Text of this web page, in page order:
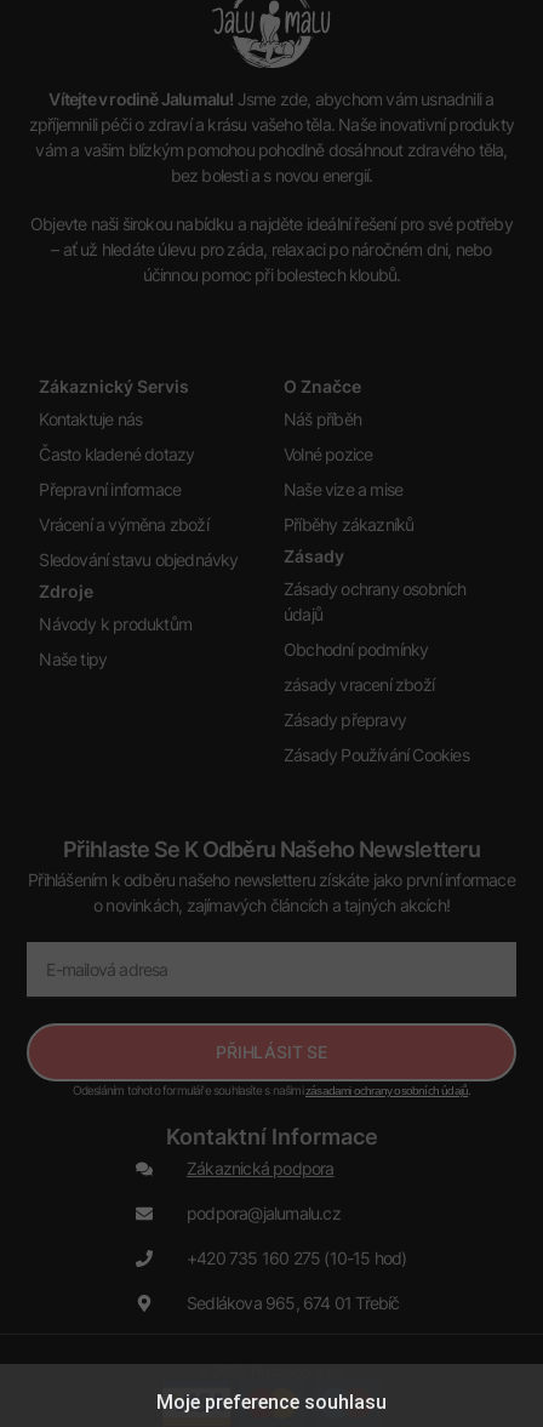
Vítejte v rodině Jalumalu! Jsme zde, abychom vám usnadnili a
zpříjemnili péči o zdraví a krásu vašeho těla. Naše inovativní produkty
vám a vašim blízkým pomohou pohodlně dosáhnout zdravého těla,
bez bolesti a s novou energií.
Objevte naši širokou nabídku a najděte ideální řešení pro své potřeby
– ať už hledáte úlevu pro záda, relaxaci po náročném dni, nebo
účinnou pomoc při bolestech kloubů.
Zákaznický Servis
Kontaktuje nás
Často kladené dotazy
Přepravní informace
Vrácení a výměna zboží
Sledování stavu objednávky
Zdroje
Návody k produktům
Naše tipy
O Značce
Náš příběh
Volné pozice
Naše vize a mise
Příběhy zákazníků
Zásady
Zásady ochrany osobních
údajů
Obchodní podmínky
zásady vracení zboží
Zásady přepravy
Zásady Používání Cookies
Přihlaste Se K Odběru Našeho Newsletteru
Přihlášením k odběru našeho newsletteru získáte jako první informace
o novinkách, zajímavých článcích a tajných akcích!
PŘIHLÁSIT SE
Odesláním tohoto formuláře souhlasíte s našimizásadami ochrany osobních údajů
Kontaktní Informace
Zákaznická podpora
podpora@jalumalu.cz
+420 735 160 275 (10-15 hod)
Sedlákova 965, 674 01 Třebíč
Moje preference souhlasu